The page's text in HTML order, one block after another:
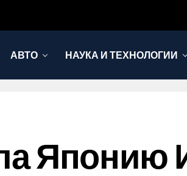
АВТО НАУКА И ТЕХНОЛОГИИ
Японию